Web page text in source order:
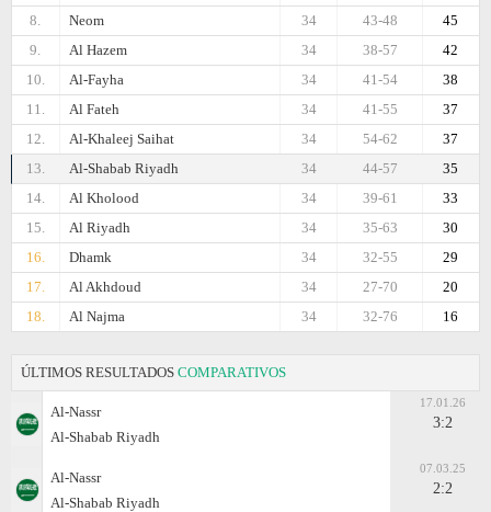
8.
Neom 45
43-48
34
9.
Al Hazem 42
38-57
34
10.
Al-Fayha 38
41-54
34
11.
Al Fateh 37
41-55
34
12.
Al-Khaleej Saihat 37
54-62
34
13.
Al-Shabab Riyadh 35
44-57
34
14.
Al Kholood 33
39-61
34
15.
Al Riyadh 30
35-63
34
16.
Dhamk 29
32-55
34
17.
Al Akhdoud 20
27-70
34
18.
Al Najma 16
32-76
34
ÚLTIMOS RESULTADOS COMPARATIVOS
Al-Nassr
Al-Shabab Riyadh
17.01.26
3:2
Al-Nassr
Al-Shabab Riyadh
07.03.25
2:2